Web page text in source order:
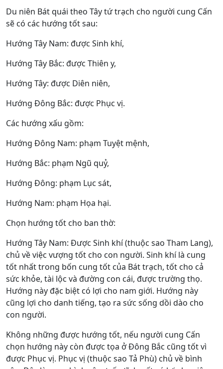
Du niên Bát quái theo Tây tứ trạch cho người cung Cấn
sẽ có các hướng tốt sau:
Hướng Tây Nam: được Sinh khí,
Hướng Tây Bắc: được Thiên y,
Hướng Tây: được Diên niên,
Hướng Đông Bắc: được Phục vị.
Các hướng xấu gồm:
Hướng Đông Nam: phạm Tuyệt mệnh,
Hướng Bắc: phạm Ngũ quỷ,
Hướng Đông: phạm Lục sát,
Hướng Nam: phạm Họa hại.
Chọn hướng tốt cho ban thờ:
Hướng Tây Nam: Được Sinh khí (thuộc sao Tham Lang),
chủ về việc vượng tốt cho con người. Sinh khí là cung
tốt nhất trong bốn cung tốt của Bát trạch, tốt cho cả
sức khỏe, tài lộc và đường con cái, được trường thọ.
Hướng này đặc biệt có lợi cho nam giới. Hướng này
cũng lợi cho danh tiếng, tạo ra sức sống dồi dào cho
con người.
Không những được hướng tốt, nếu người cung Cấn
chọn hướng này còn được tọa ở Đông Bắc cũng tốt vì
được Phục vị. Phục vị (thuộc sao Tả Phù) chủ về bình